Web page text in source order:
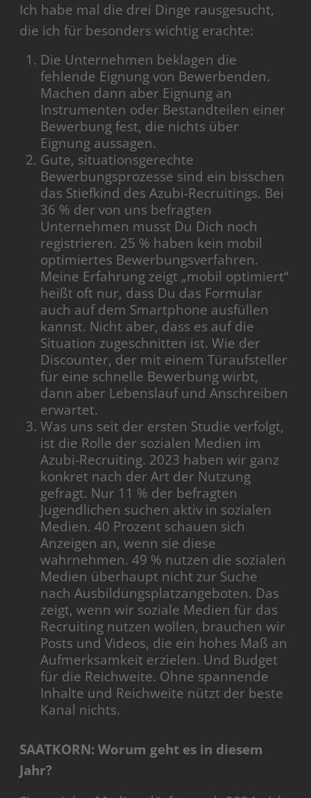
Ich habe mal die drei Dinge rausgesucht,
die ich für besonders wichtig erachte:
Die Unternehmen beklagen die
fehlende Eignung von Bewerbenden.
Machen dann aber Eignung an
Instrumenten oder Bestandteilen einer
Bewerbung fest, die nichts über
Eignung aussagen.
Gute, situationsgerechte
Bewerbungsprozesse sind ein bisschen
das Stiefkind des Azubi-Recruitings. Bei
36 % der von uns befragten
Unternehmen musst Du Dich noch
registrieren. 25 % haben kein mobil
optimiertes Bewerbungsverfahren.
Meine Erfahrung zeigt „mobil optimiert“
heißt oft nur, dass Du das Formular
auch auf dem Smartphone ausfüllen
kannst. Nicht aber, dass es auf die
Situation zugeschnitten ist. Wie der
Discounter, der mit einem Türaufsteller
für eine schnelle Bewerbung wirbt,
dann aber Lebenslauf und Anschreiben
erwartet.
Was uns seit der ersten Studie verfolgt,
ist die Rolle der sozialen Medien im
Azubi-Recruiting. 2023 haben wir ganz
konkret nach der Art der Nutzung
gefragt. Nur 11 % der befragten
Jugendlichen suchen aktiv in sozialen
Medien. 40 Prozent schauen sich
Anzeigen an, wenn sie diese
wahrnehmen. 49 % nutzen die sozialen
Medien überhaupt nicht zur Suche
nach Ausbildungsplatzangeboten. Das
zeigt, wenn wir soziale Medien für das
Recruiting nutzen wollen, brauchen wir
Posts und Videos, die ein hohes Maß an
Aufmerksamkeit erzielen. Und Budget
für die Reichweite. Ohne spannende
Inhalte und Reichweite nützt der beste
Kanal nichts.
SAATKORN: Worum geht es in diesem
Jahr?